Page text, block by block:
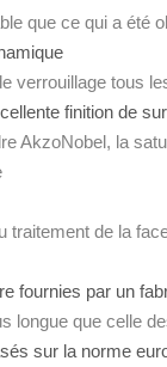
que ce qui a été
verrouillage tous
finition de
AkzoNobel, la
traitement de la
fournies par un
longue que celle
sur la norme